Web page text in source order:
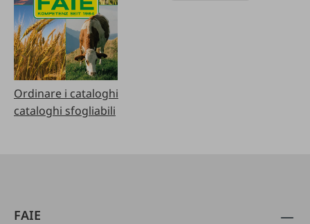
Ordinare i cataloghi
cataloghi sfogliabili
FAIE